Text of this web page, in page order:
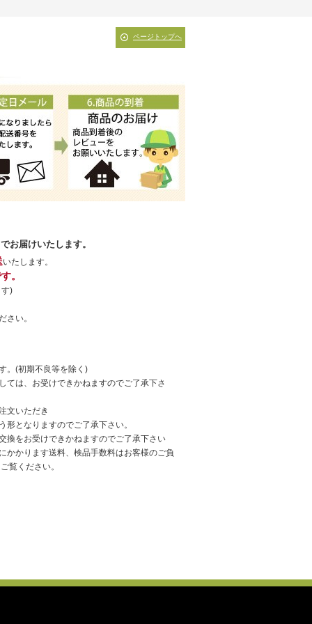
ページトップへ
お届けいたします。
いたします。
。
)
さい。
。(初期不良等を除く)
ては、お受けできかねますのでご了承下さ
文いただき
形となりますのでご了承下さい。
換をお受けできかねますのでご了承下さい
かかります送料、検品手数料はお客様のご負
覧ください。